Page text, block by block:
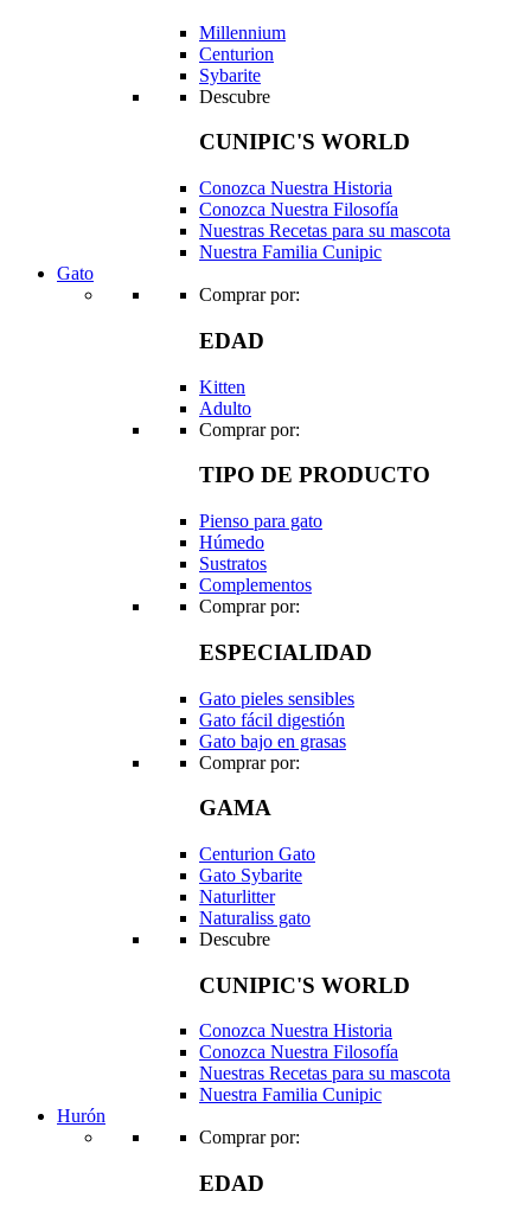
Millennium
Centurion
Sybarite
Descubre
CUNIPIC'S WORLD
Conozca Nuestra Historia
Conozca Nuestra Filosofía
Nuestras Recetas para su mascota
Nuestra Familia Cunipic
Gato
Comprar por:
EDAD
Kitten
Adulto
Comprar por:
TIPO DE PRODUCTO
Pienso para gato
Húmedo
Sustratos
Complementos
Comprar por:
ESPECIALIDAD
Gato pieles sensibles
Gato fácil digestión
Gato bajo en grasas
Comprar por:
GAMA
Centurion Gato
Gato Sybarite
Naturlitter
Naturaliss gato
Descubre
CUNIPIC'S WORLD
Conozca Nuestra Historia
Conozca Nuestra Filosofía
Nuestras Recetas para su mascota
Nuestra Familia Cunipic
Hurón
Comprar por:
EDAD